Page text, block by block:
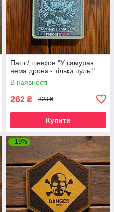
Патч / шеврон "У самурая
нема дрона - тільки пульт"
В наявності
262 ₴ 323 ₴
Купити
–19%